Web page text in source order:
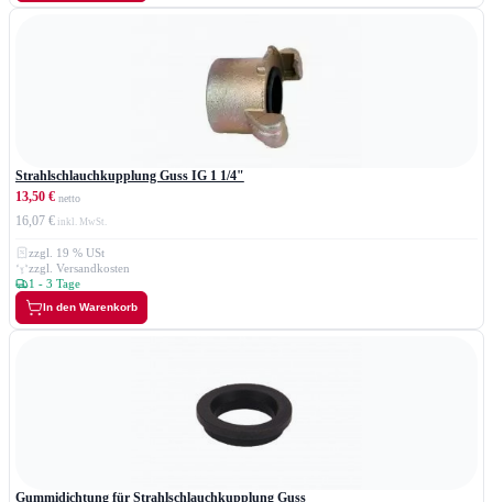
Strahlschlauchkupplung Guss IG 1 1/4"
16,07 €
13,50 €
zzgl. 19 % USt
zzgl. Versandkosten
1 - 3 Tage
In den Warenkorb
Gummidichtung für Strahlschlauchkupplung Guss